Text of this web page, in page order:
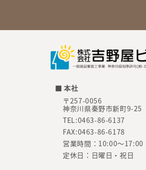
■ 本社
〒257-0056
神奈川県秦野市新町9-25
TEL:0463-86-6137
FAX:0463-86-6178
営業時間：10:00～17:00
定休日：日曜日・祝日